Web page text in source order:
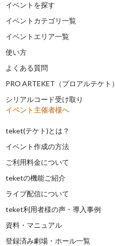
イベントを探す
イベントカテゴリ一覧
イベントエリア一覧
使い方
よくある質問
PRO ARTEKET（プロアルテケト）
シリアルコード受け取り
イベント主催者様へ
teket(テケト)とは？
イベント作成の方法
ご利用料金について
teketの機能ご紹介
ライブ配信について
teket利用者様の声・導入事例
資料・マニュアル
登録済み劇場・ホール一覧